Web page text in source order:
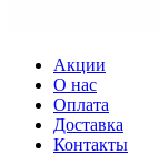
Акции
О нас
Оплата
Доставка
Контакты